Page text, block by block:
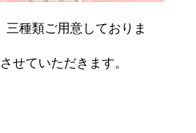
三種類ご用意しておりま
せていただきます。